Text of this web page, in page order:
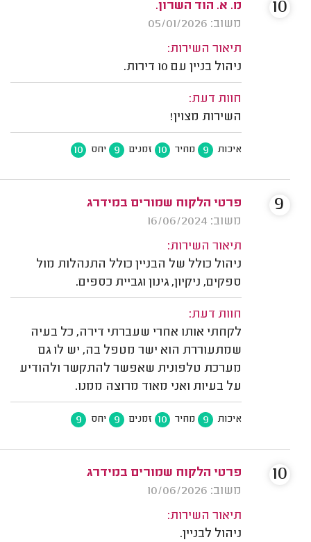
מ. א. הוד השרון.
משוב: 05/01/2026
תיאור השירות:
ניהול בניין עם 10 דירות.
חוות דעת:
השירות מצוין!
איכות 9 מחיר 10 זמנים 9 יחס 10
10
פרטי הלקוח שמורים במידרג
משוב: 16/06/2024
תיאור השירות:
ניהול כולל של הבניין כולל התנהלות מול
ספקים, ניקיון, גינון וגביית כספים.
חוות דעת:
לקחתי אותו אחרי שעברתי דירה, כל בעיה
שמתעוררת הוא ישר מטפל בה, יש לו גם
מערכת טלפונית שאפשר להתקשר ולהודיע
על בעיות ואני מאוד מרוצה ממנו.
איכות 9 מחיר 10 זמנים 9 יחס 9
9
פרטי הלקוח שמורים במידרג
משוב: 10/06/2026
תיאור השירות:
ניהול לבניין.
10